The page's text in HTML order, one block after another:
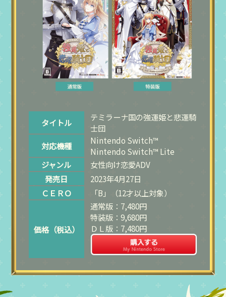
タイトル
テミラーナ国の強運姫と悲運騎
士団
対応機種
Nintendo Switch™
Nintendo Switch™ Lite
ジャンル
女性向け恋愛ADV
発売日
2023年4月27日
ＣＥＲＯ
「B」（12才以上対象）
価格（税込）
通常版：7,480円
特装版：9,680円
ＤＬ版：7,480円